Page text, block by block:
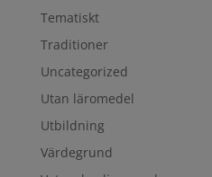
Tematiskt
Traditioner
Uncategorized
Utan läromedel
Utbildning
Värdegrund